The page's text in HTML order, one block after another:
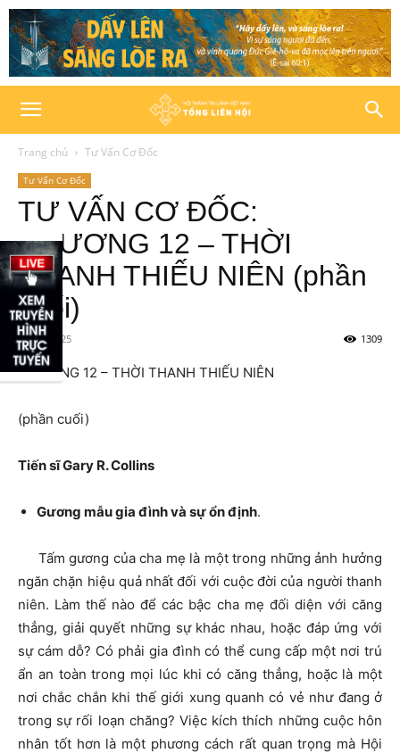
Trang chủ Tư Vấn Cơ Đốc
Tư Vấn Cơ Đốc
TƯ VẤN CƠ ĐỐC:
CHƯƠNG 12 – THỜI
THANH THIẾU NIÊN (phần
cuối)
13/05/2025 1309
CHƯƠNG 12 – THỜI THANH THIẾU NIÊN
(phần cuối)
Tiến sĩ Gary R. Collins
Gương mẫu gia đình và sự ổn định.
Tấm gương của cha mẹ là một trong những ảnh hưởng
ngăn chặn hiệu quả nhất đối với cuộc đời của người thanh
niên. Làm thế nào để các bậc cha mẹ đối diện với căng
thẳng, giải quyết những sự khác nhau, hoặc đáp ứng với
sự cám dỗ? Có phải gia đình có thể cung cấp một nơi trú
ẩn an toàn trong mọi lúc khi có căng thẳng, hoặc là một
nơi chắc chắn khi thế giới xung quanh có vẻ như đang ở
trong sự rối loạn chăng? Việc kích thích những cuộc hôn
nhân tốt hơn là một phương cách rất quan trọng mà Hội